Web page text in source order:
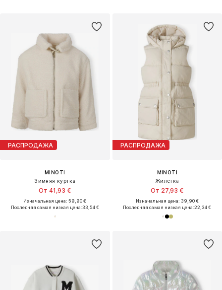
РАСПРОДАЖА
MINOTI
Зимняя куртка
От 41,93 €
Изначальная цена: 59,90 €
Последняя самая низкая цена:33,54 €
РАСПРОДАЖА
MINOTI
Жилетка
От 27,93 €
Изначальная цена: 39,90 €
Последняя самая низкая цена:22,34 €